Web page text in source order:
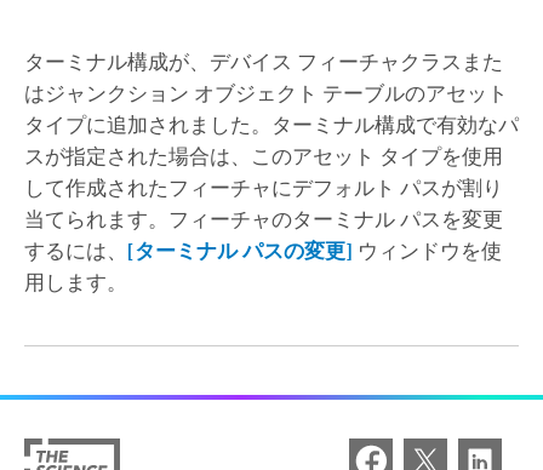
ターミナル構成が、デバイス フィーチャクラスまた
はジャンクション オブジェクト テーブルのアセット
タイプに追加されました。ターミナル構成で有効なパ
スが指定された場合は、このアセット タイプを使用
して作成されたフィーチャにデフォルト パスが割り
当てられます。フィーチャのターミナル パスを変更
するには、 [ターミナル パスの変更] ウィンドウを使
用します。